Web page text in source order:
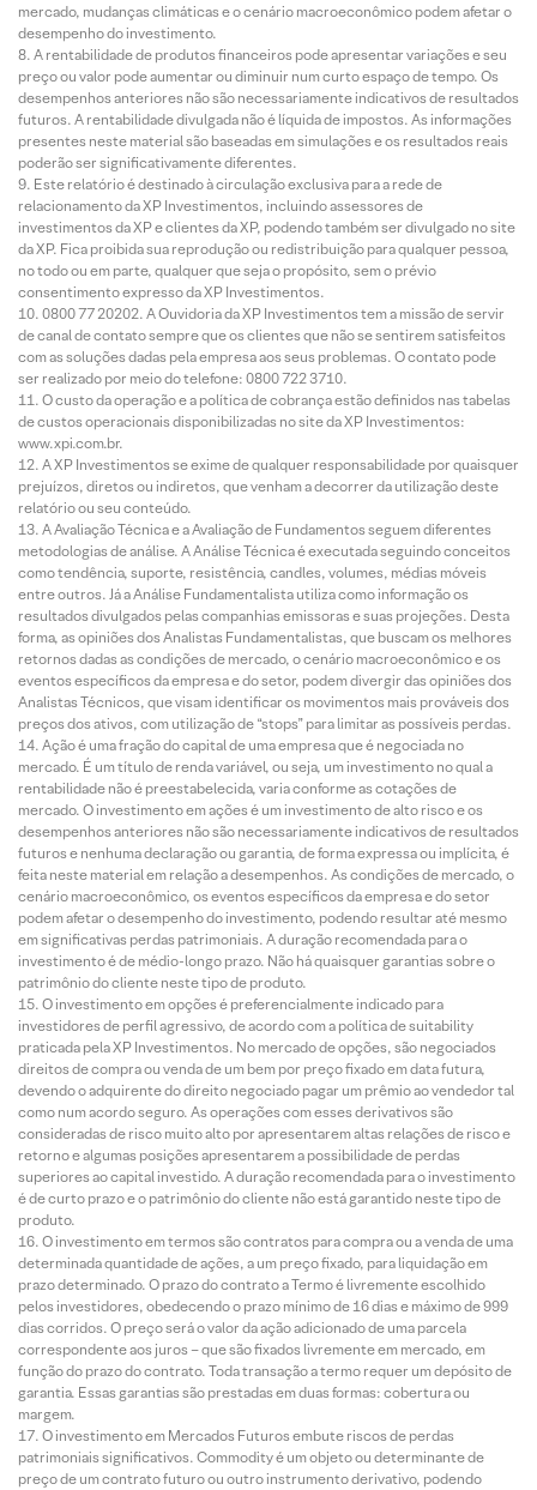
mercado, mudanças climáticas e o cenário macroeconômico podem afetar o
desempenho do investimento.
A rentabilidade de produtos financeiros pode apresentar variações e seu
preço ou valor pode aumentar ou diminuir num curto espaço de tempo. Os
desempenhos anteriores não são necessariamente indicativos de resultados
futuros. A rentabilidade divulgada não é líquida de impostos. As informações
presentes neste material são baseadas em simulações e os resultados reais
poderão ser significativamente diferentes.
Este relatório é destinado à circulação exclusiva para a rede de
relacionamento da XP Investimentos, incluindo assessores de
investimentos da XP e clientes da XP, podendo também ser divulgado no site
da XP. Fica proibida sua reprodução ou redistribuição para qualquer pessoa,
no todo ou em parte, qualquer que seja o propósito, sem o prévio
consentimento expresso da XP Investimentos.
0800 77 20202. A Ouvidoria da XP Investimentos tem a missão de servir
de canal de contato sempre que os clientes que não se sentirem satisfeitos
com as soluções dadas pela empresa aos seus problemas. O contato pode
ser realizado por meio do telefone: 0800 722 3710.
O custo da operação e a política de cobrança estão definidos nas tabelas
de custos operacionais disponibilizadas no site da XP Investimentos:
www.xpi.com.br.
A XP Investimentos se exime de qualquer responsabilidade por quaisquer
prejuízos, diretos ou indiretos, que venham a decorrer da utilização deste
relatório ou seu conteúdo.
A Avaliação Técnica e a Avaliação de Fundamentos seguem diferentes
metodologias de análise. A Análise Técnica é executada seguindo conceitos
como tendência, suporte, resistência, candles, volumes, médias móveis
entre outros. Já a Análise Fundamentalista utiliza como informação os
resultados divulgados pelas companhias emissoras e suas projeções. Desta
forma, as opiniões dos Analistas Fundamentalistas, que buscam os melhores
retornos dadas as condições de mercado, o cenário macroeconômico e os
eventos específicos da empresa e do setor, podem divergir das opiniões dos
Analistas Técnicos, que visam identificar os movimentos mais prováveis dos
preços dos ativos, com utilização de “stops” para limitar as possíveis perdas.
Ação é uma fração do capital de uma empresa que é negociada no
mercado. É um título de renda variável, ou seja, um investimento no qual a
rentabilidade não é preestabelecida, varia conforme as cotações de
mercado. O investimento em ações é um investimento de alto risco e os
desempenhos anteriores não são necessariamente indicativos de resultados
futuros e nenhuma declaração ou garantia, de forma expressa ou implícita, é
feita neste material em relação a desempenhos. As condições de mercado, o
cenário macroeconômico, os eventos específicos da empresa e do setor
podem afetar o desempenho do investimento, podendo resultar até mesmo
em significativas perdas patrimoniais. A duração recomendada para o
investimento é de médio-longo prazo. Não há quaisquer garantias sobre o
patrimônio do cliente neste tipo de produto.
O investimento em opções é preferencialmente indicado para
investidores de perfil agressivo, de acordo com a política de suitability
praticada pela XP Investimentos. No mercado de opções, são negociados
direitos de compra ou venda de um bem por preço fixado em data futura,
devendo o adquirente do direito negociado pagar um prêmio ao vendedor tal
como num acordo seguro. As operações com esses derivativos são
consideradas de risco muito alto por apresentarem altas relações de risco e
retorno e algumas posições apresentarem a possibilidade de perdas
superiores ao capital investido. A duração recomendada para o investimento
é de curto prazo e o patrimônio do cliente não está garantido neste tipo de
produto.
O investimento em termos são contratos para compra ou a venda de uma
determinada quantidade de ações, a um preço fixado, para liquidação em
prazo determinado. O prazo do contrato a Termo é livremente escolhido
pelos investidores, obedecendo o prazo mínimo de 16 dias e máximo de 999
dias corridos. O preço será o valor da ação adicionado de uma parcela
correspondente aos juros – que são fixados livremente em mercado, em
função do prazo do contrato. Toda transação a termo requer um depósito de
garantia. Essas garantias são prestadas em duas formas: cobertura ou
margem.
O investimento em Mercados Futuros embute riscos de perdas
patrimoniais significativos. Commodity é um objeto ou determinante de
preço de um contrato futuro ou outro instrumento derivativo, podendo